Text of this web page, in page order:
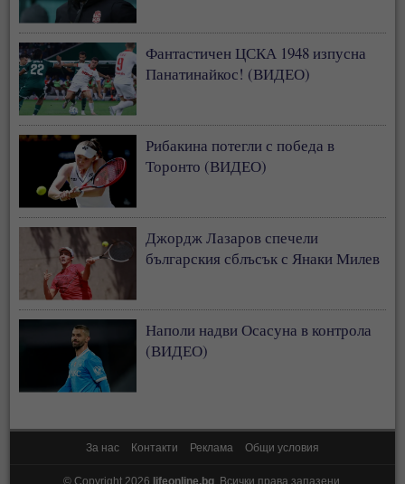
Фантастичен ЦСКА 1948 изпусна
Панатинайкос! (ВИДЕО)
Рибакина потегли с победа в
Торонто (ВИДЕО)
Джордж Лазаров спечели
българския сблъсък с Янаки Милев
Наполи надви Осасуна в контрола
(ВИДЕО)
За нас Контакти Реклама Общи условия
© Copyright 2026 lifeonline.bg. Всички права запазени.